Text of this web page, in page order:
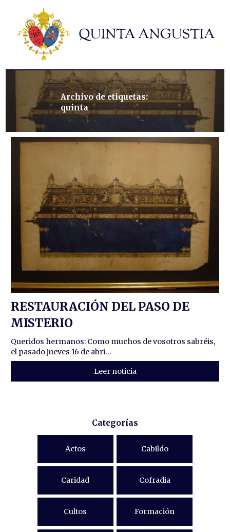
Hermandad
Titulares
Historia y patrimonio
Noticias
Formularios
Archivo de etiquetas:
quinta
RESTAURACIÓN DEL PASO DE
MISTERIO
Queridos hermanos: Como muchos de vosotros sabréis,
el pasado jueves 16 de abri...
Leer noticia
Categorías
Actos Cabildo
Caridad Cofradia
Cultos Formación